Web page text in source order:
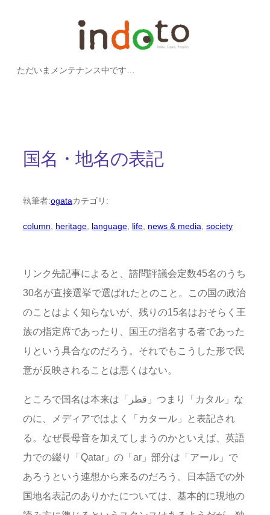
ただいまメンテナンス中です…
国名・地名の表記
執筆者:ogataカテゴリ:
column heritage language life news & media society
リンク先記事によると、諮問評議会定数45名のうち
30名が直接選挙で選ばれたとのこと。この国の政治
のことはよく知らないが、残りの15名はおそらく王
族の指定席であったり、国王の指名する者であった
りという具合なのだろう。それでもこうした形で民
意が反映されることは悪くはない。
ところで国名は本来は「قطر‎」つまり「カタル」な
のに、メディアではよく「カタール」と表記され
る。なぜ長母音を加えてしまうのかといえば、英語
力での綴り「Qatar」の「ar」部分は「アール」で
あろうという連想から来るのだろう。日本語での外
国地名表記のありかたについては、基本的に現地の